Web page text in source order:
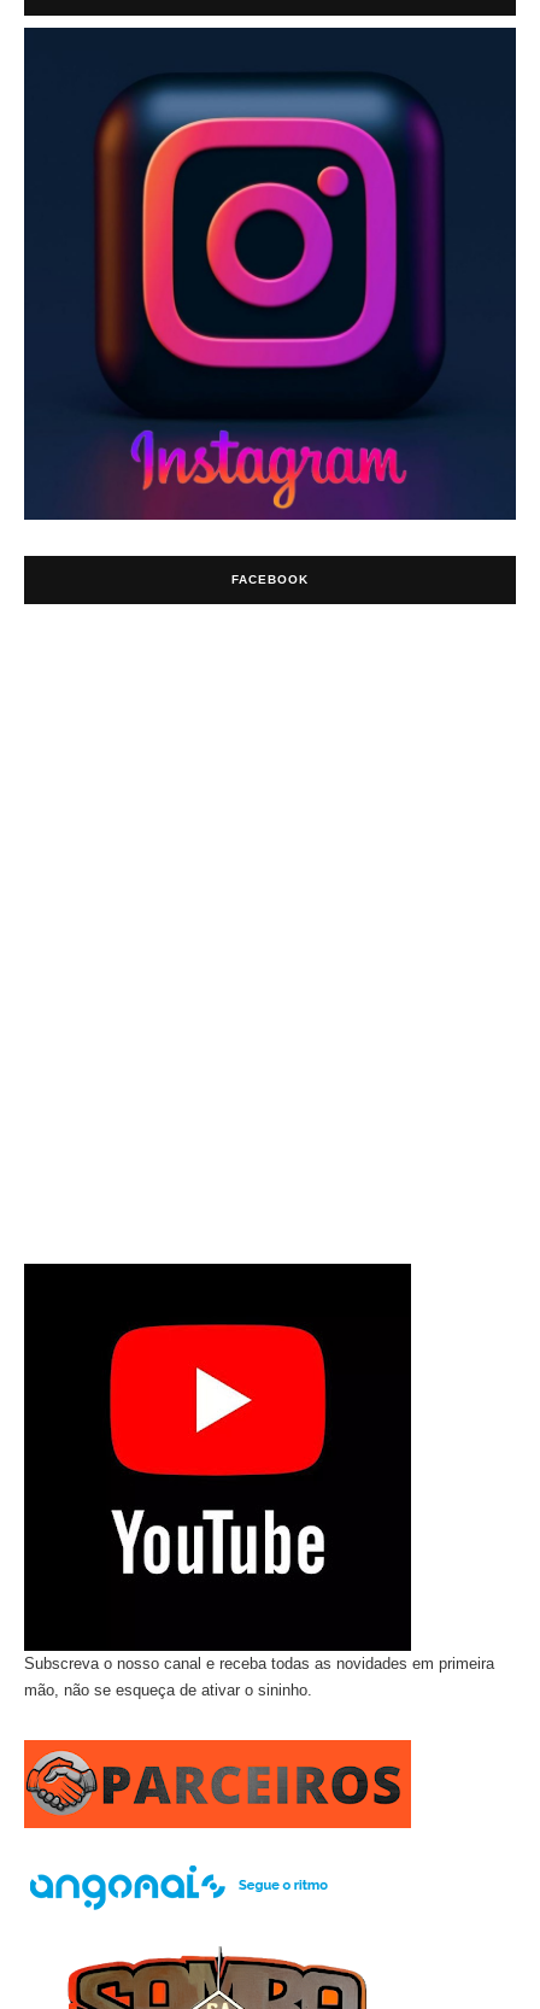
FACEBOOK
Subscreva o nosso canal e receba todas as novidades em primeira
mão, não se esqueça de ativar o sininho.